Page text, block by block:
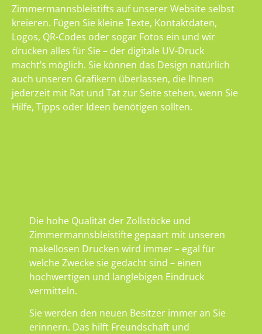
Zimmermannsbleistifts auf unserer Website selbst
kreieren. Fügen Sie kleine Texte, Kontaktdaten,
Logos, QR-Codes oder sogar Fotos ein und wir
drucken alles für Sie – der digitale UV-Druck
macht’s möglich. Sie können das Design natürlich
auch unseren Grafikern überlassen, die Ihnen
jederzeit mit Rat und Tat zur Seite stehen, wenn Sie
Hilfe, Tipps oder Ideen benötigen sollten.
Die hohe Qualität der Zollstöcke und
Zimmermannsbleistifte gepaart mit unseren
makellosen Drucken wird immer – egal für
welche Zwecke sie gedacht sind – einen
hochwertigen und langlebigen Eindruck
vermitteln.
Sie werden den neuen Besitzer immer an Sie
erinnern. Das hilft Freundschaft und